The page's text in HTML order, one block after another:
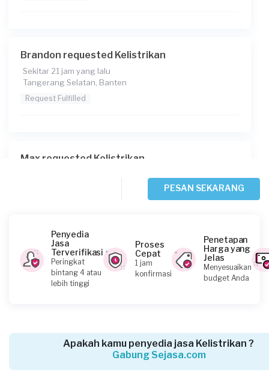
Brandon requested Kelistrikan
Sekitar 21 jam yang lalu
Tangerang Selatan, Banten
Request Fulfilled
Max requested Kelistrikan
Andhika Putra Widjaja requested Kelistrikan
3 hari yang lalu
Tangerang Selatan, Banten
PESAN SEKARANG
Penyedia
Jasa
Terverifikasi
Peringkat
bintang 4 atau
lebih tinggi
Proses
Cepat
1 jam
konfirmasi
Penetapan
Harga yang
Jelas
Menyesuaikan
budget Anda
Apakah kamu penyedia jasa Kelistrikan ?
Gabung Sejasa.com